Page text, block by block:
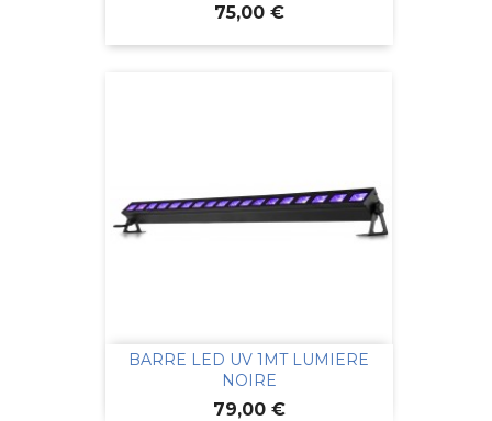
Prix
75,00 €
BARRE LED UV 1MT LUMIERE
NOIRE
Prix
79,00 €